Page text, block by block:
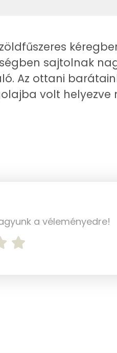
sajtolnak
Az ottani
volt helyezve
a véleményedre!